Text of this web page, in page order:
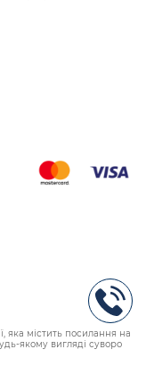
яка містить посилання на
якому вигляді суворо